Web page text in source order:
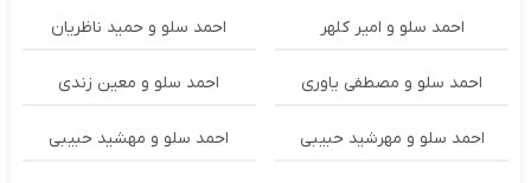
احمد سلو و امیر کلهر احمد سلو و حمید ناظریان
احمد سلو و مصطفی یاوری احمد سلو و معین زندی
احمد سلو و مهرشید حبیبی احمد سلو و مهشید حبیبی